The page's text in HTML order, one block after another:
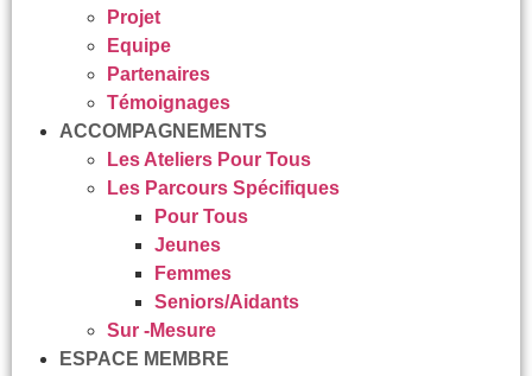
Projet
Equipe
Partenaires
Témoignages
ACCOMPAGNEMENTS
Les Ateliers Pour Tous
Les Parcours Spécifiques
Pour Tous
Jeunes
Femmes
Seniors/Aidants
Sur -mesure
ESPACE MEMBRE